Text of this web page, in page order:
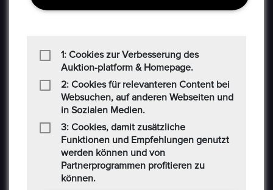
CONTACT US
Auf der Hatterwiese 8, 63322 Rödermark
+49 6074 486 6351
+49 6074 486 6352
epoxa@epoxa.de
https://www.epoxa.de
1: Cookies zur Verbesserung des
Auktion-platform & Homepage.
2: Cookies für relevanteren Content bei
Websuchen, auf anderen Webseiten und
in Sozialen Medien.
3: Cookies, damit zusätzliche
Funktionen und Empfehlungen genutzt
werden können und von
Partnerprogrammen profitieren zu
können.